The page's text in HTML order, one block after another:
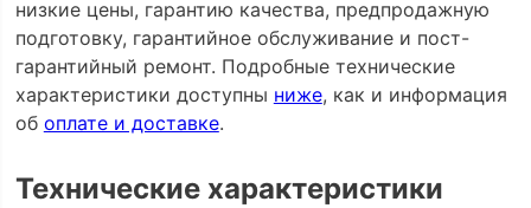
низкие цены, гарантию качества, предпродажную
подготовку, гарантийное обслуживание и пост-
гарантийный ремонт. Подробные технические
характеристики доступны ниже, как и информация
об оплате и доставке.
Технические характеристики